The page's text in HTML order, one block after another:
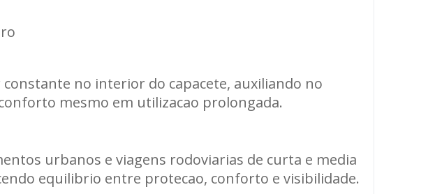
no interior do capacete, auxiliando no
mesmo em utilizacao prolongada.
urbanos e viagens rodoviarias de curta e media
equilibrio entre protecao, conforto e visibilidade.